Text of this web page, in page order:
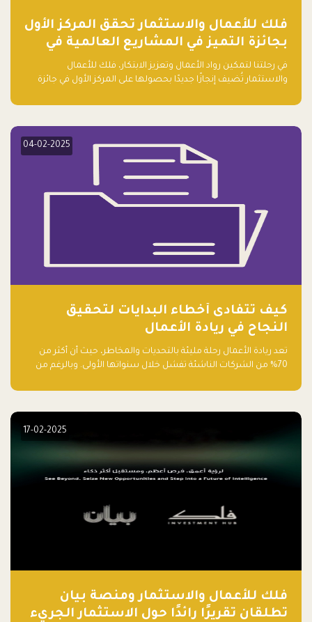
فلك للأعمال والاستثمار تحقق المركز الأول
بجائزة التميز في المشاريع العالمية في
ريادة الأعمال الصاعدة لعام ٢٠٢٤
في رحلتنا لتمكين رواد الأعمال وتعزيز الابتكار، فلك للأعمال
والاستثمار تُضيف إنجازًا جديدًا بحصولها على المركز الأول في جائزة
04-02-2025
كيف تتفادى أخطاء البدايات لتحقيق
النجاح في ريادة الأعمال
تعد ريادة الأعمال رحلة مليئة بالتحديات والمخاطر، حيث أن أكثر من
70% من الشركات الناشئة تفشل خلال سنواتها الأولى. وبالرغم من
الكثيرون في بداية رحلتهم، وهي التي قد تعرقل نجاحهم. في هذا
17-02-2025
فلك للأعمال والاستثمار ومنصة بيان
تطلقان تقريرًا رائدًا حول الاستثمار الجريء